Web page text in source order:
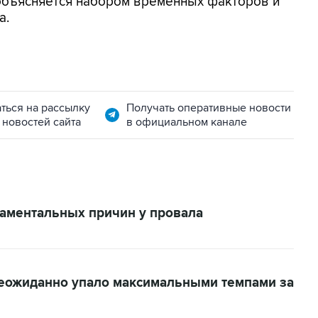
на рассылку
сайта
Получать оперативные новости
в официальном канале
причин у провала
упало максимальными темпами за